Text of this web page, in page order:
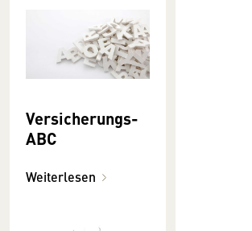
Versicherungs-
ABC
Weiterlesen